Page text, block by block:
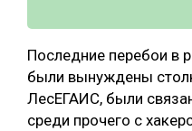
Последние перебои в
были вынуждены
ЛесЕГАИС, были
среди прочего с